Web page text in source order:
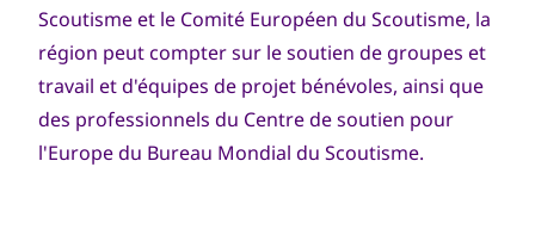
Scoutisme et le Comité Européen du Scoutisme, la
région peut compter sur le soutien de groupes et
travail et d'équipes de projet bénévoles, ainsi que
des professionnels du Centre de soutien pour
l'Europe du Bureau Mondial du Scoutisme.